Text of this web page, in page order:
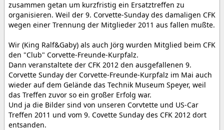
zusammen getan um kurzfristig ein Ersatztreffen zu
organisieren. Weil der 9. Corvette-Sunday des damaligen CFK
wegen einer Trennung der Mitglieder 2011 aus fallen mußte.
Wir (King Ralf&Gaby) als auch Jörg wurden Mitglied beim CFK
den "Club" Corvette-Freunde-Kurpfalz.
Dann veranstaltete der CFK 2012 den ausgefallenen 9.
Corvette Sunday der Corvette-Freunde-Kurpfalz im Mai auch
wieder auf dem Gelände das Technik Museum Speyer, weil
das Treffen zuvor so ein großer Erfolg war.
Und ja die Bilder sind von unseren Corvtette und US-Car
Treffen 2011 und vom 9. Covette Sunday des CFK 2012 dort
entsanden.